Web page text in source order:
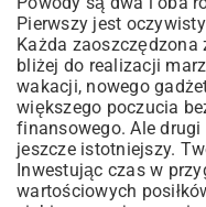
Pierwszy jest
Każda zaoszczędzona
bliżej do realizacji
wakacji, nowego
większego poczucia
finansowego. Ale
jeszcze istotniejszy.
Inwestując czas w
wartościowych